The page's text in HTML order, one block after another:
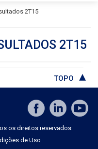
2T15
2T15
TOPO
os direitos reservados
de Uso